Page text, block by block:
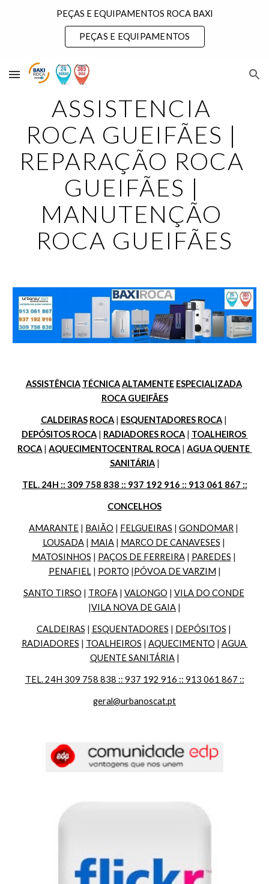
Skip to main content
PEÇAS E EQUIPAMENTOS ROCA BAXI
PEÇAS E EQUIPAMENTOS
ASSISTENCIA
ROCA GUEIFÃES |
REPARAÇÃO ROCA
GUEIFÃES |
MANUTENÇÃO
ROCA GUEIFÃES
ASSISTÊNCIA TÉCNICA ALTAMENTE ESPECIALIZADA
ROCA GUEIFÃES
CALDEIRAS ROCA | ESQUENTADORES ROCA
DEPÓSITOS ROCA | RADIADORES ROCA | TOALHEIROS
ROCA | AQUECIMENTOCENTRAL ROCA | AGUA QUENTE
SANITÁRIA |
TEL. 24H :: 309 758 838 :: 937 192 916 :: 913 061 867 ::
CONCELHOS
AMARANTE | BAIÃO | FELGUEIRAS | GONDOMAR
LOUSADA | MAIA | MARCO DE CANAVESES
MATOSINHOS | PAÇOS DE FERREIRA | PAREDES
PENAFIEL | PORTO |PÓVOA DE VARZIM |
SANTO TIRSO | TROFA | VALONGO | VILA DO CONDE
|VILA NOVA DE GAIA |
CALDEIRAS | ESQUENTADORES | DEPÓSITOS
RADIADORES | TOALHEIROS | AQUECIMENTO | AGUA
QUENTE SANITÁRIA |
TEL. 24H 309 758 838 :: 937 192 916 :: 913 061 867 ::
geral@urbanoscat.pt